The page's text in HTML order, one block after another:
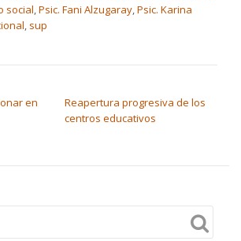
social,Psic. Fani Alzugaray,Psic. Karina
, sup
en
Reapertura progresiva de los
centros educativos